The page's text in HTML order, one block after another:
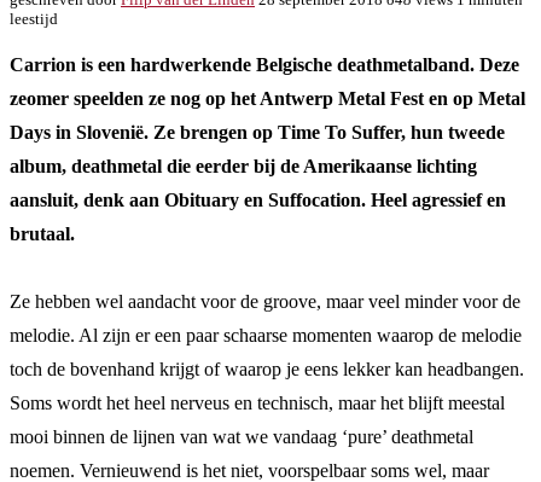
leestijd
Carrion is een hardwerkende Belgische deathmetalband. Deze
zeomer speelden ze nog op het Antwerp Metal Fest en op Metal
Days in Slovenië. Ze brengen op Time To Suffer, hun tweede
album, deathmetal die eerder bij de Amerikaanse lichting
aansluit, denk aan Obituary en Suffocation. Heel agressief en
brutaal.
Ze hebben wel aandacht voor de groove, maar veel minder voor de
melodie. Al zijn er een paar schaarse momenten waarop de melodie
toch de bovenhand krijgt of waarop je eens lekker kan headbangen.
Soms wordt het heel nerveus en technisch, maar het blijft meestal
mooi binnen de lijnen van wat we vandaag ‘pure’ deathmetal
noemen. Vernieuwend is het niet, voorspelbaar soms wel, maar